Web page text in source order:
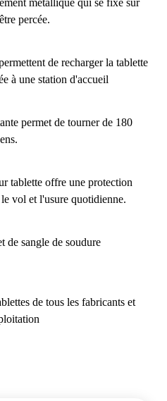
métallique qui se fixe sur
percée.
de recharger la tablette
à une station d'accueil
permet de tourner de 180
tablette offre une protection
vol et l'usure quotidienne.
de sangle de soudure
de tous les fabricants et